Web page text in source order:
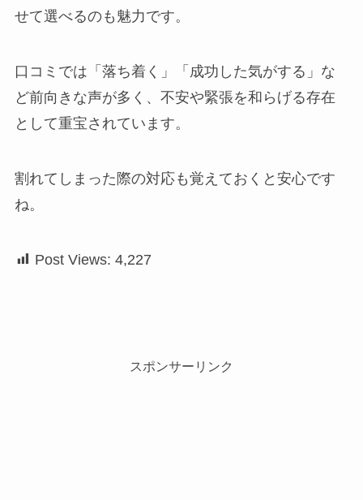
せて選べるのも魅力です。
口コミでは「落ち着く」「成功した気がする」な
ど前向きな声が多く、不安や緊張を和らげる存在
として重宝されています。
割れてしまった際の対応も覚えておくと安心です
ね。
Post Views: 4,227
スポンサーリンク